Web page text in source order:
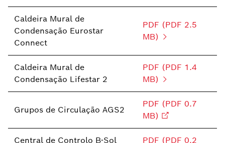
Caldeira Mural de
Condensação Eurostar
Connect
PDF (PDF 2.5
MB)
Caldeira Mural de
Condensação Lifestar 2
PDF (PDF 1.4
MB)
Grupos de Circulação AGS2
PDF (PDF 0.7
MB)
Central de Controlo B-Sol
PDF (PDF 0.2